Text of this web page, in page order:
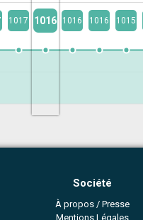
1017 1016 1016 1016 1015
Société
À propos / Presse
Mentions Légales